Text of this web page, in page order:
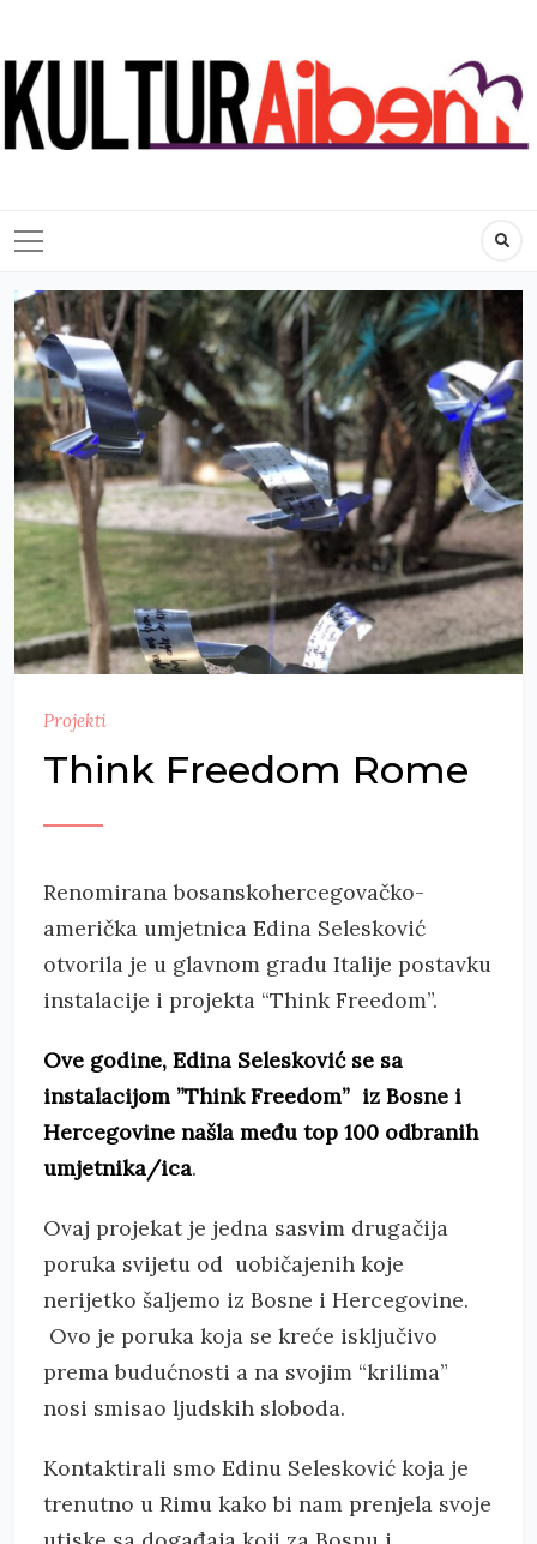
Projekti
Think Freedom Rome
Renomirana bosanskohercegovačko-
američka umjetnica Edina Selesković
otvorila je u glavnom gradu Italije postavku
instalacije i projekta “Think Freedom”.
Ove godine, Edina Selesković se sa
instalacijom ”Think Freedom” iz Bosne i
Hercegovine našla među top 100 odbranih
umjetnika/ica.
Ovaj projekat je jedna sasvim drugačija
poruka svijetu od uobičajenih koje
nerijetko šaljemo iz Bosne i Hercegovine.
Ovo je poruka koja se kreće isključivo
prema budućnosti a na svojim “krilima”
nosi smisao ljudskih sloboda.
Kontaktirali smo Edinu Selesković koja je
trenutno u Rimu kako bi nam prenjela svoje